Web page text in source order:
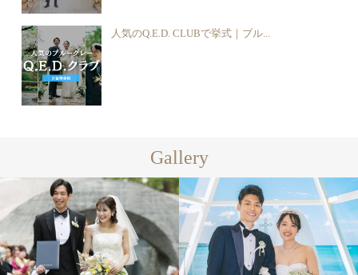
人気のQ.E.D. CLUBで挙式｜ブル...
Gallery